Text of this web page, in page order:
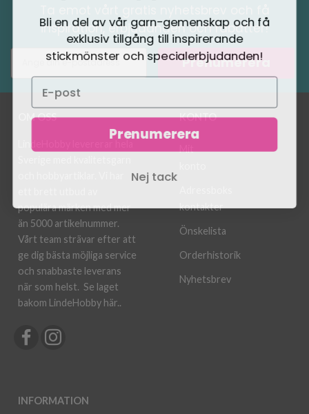
inspiration, erbjudanden och rabatter!
Prenumerera
OM OSS
populära märken med mer
än 5000 artikelnummer.
Vårt team strävar efter att
ge dig bästa möjliga service
och snabbaste leverans
när som helst. Se laget
bakom LindeHobby här..
INFORMATION
KONTO
Mit
kontakter
Önskelista
Orderhistorik
Nyhetsbrev
Bli en del av vår garn-gemenskap och få
exklusiv tillgång till inspirerande
stickmönster och specialerbjudanden!
Prenumerera
Nej tack